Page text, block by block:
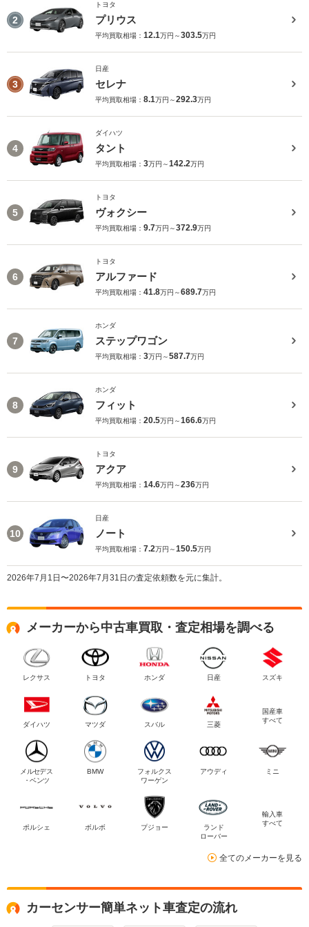
2
トヨタ
プリウス
平均買取相場： 12.1万円～303.5万円
3
日産
セレナ
平均買取相場： 8.1万円～292.3万円
4
ダイハツ
タント
平均買取相場： 3万円～142.2万円
5
トヨタ
ヴォクシー
平均買取相場： 9.7万円～372.9万円
6
トヨタ
アルファード
平均買取相場： 41.8万円～689.7万円
7
ホンダ
ステップワゴン
平均買取相場： 3万円～587.7万円
8
ホンダ
フィット
平均買取相場： 20.5万円～166.6万円
9
トヨタ
アクア
平均買取相場： 14.6万円～236万円
10
日産
ノート
平均買取相場： 7.2万円～150.5万円
2026年7月1日〜2026年7月31日の査定依頼数を元に集計。
メーカーから中古車買取・査定相場を調べる
レクサス トヨタ ホンダ 日産 スズキ
ダイハツ マツダ スバル 三菱
国産車
すべて
メルセデス
・ベンツ
BMW
フォルクス
ワーゲン
アウディ ミニ
ポルシェ ボルボ プジョー
ランド
ローバー
輸入車
すべて
全てのメーカーを見る
カーセンサー簡単ネット車査定の流れ